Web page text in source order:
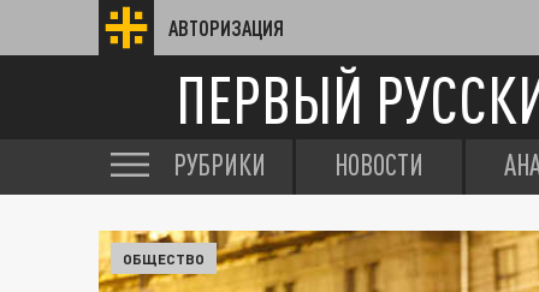
АВТОРИЗАЦИЯ
ПЕРВЫЙ
РУБРИКИ НОВОСТИ
ОБЩЕСТВО